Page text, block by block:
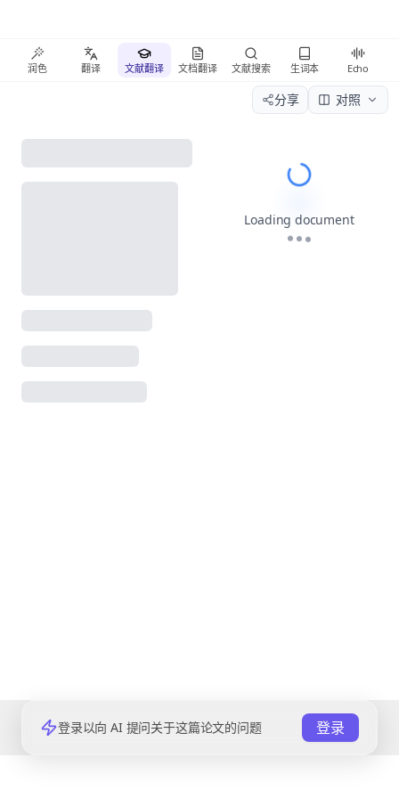
润色 翻译 文献翻译 文档翻译 文献搜索 生词本 Echo
分享 对照
登录以向 AI 提问关于这篇论文的问题 登录
Loading document
Please wait